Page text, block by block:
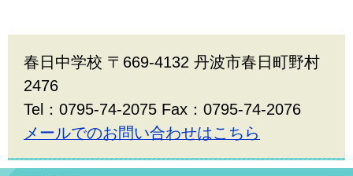
春日中学校 〒669-4132 丹波市春日町野村
2476
Tel：0795-74-2075 Fax：0795-74-2076
メールでのお問い合わせはこちら